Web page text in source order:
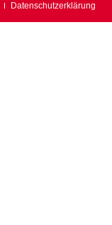
Datenschutzerklärung